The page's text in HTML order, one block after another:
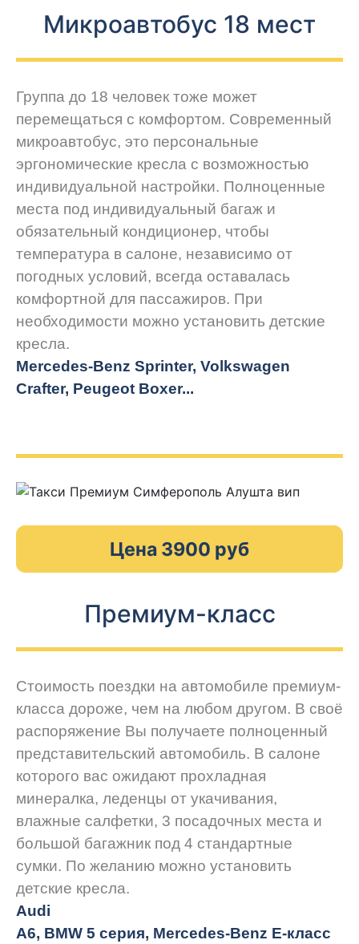
Микроавтобус 18 мест
Группа до 18 человек тоже может
перемещаться с комфортом. Современный
микроавтобус, это персональные
эргономические кресла с возможностью
индивидуальной настройки. Полноценные
места под индивидуальный багаж и
обязательный кондиционер, чтобы
температура в салоне, независимо от
погодных условий, всегда оставалась
комфортной для пассажиров. При
необходимости можно установить детские
кресла.
Mercedes-Benz Sprinter, Volkswagen
Crafter, Peugeot Boxer...
Цена 3900 руб
Премиум-класс
Стоимость поездки на автомобиле премиум-
класса дороже, чем на любом другом. В своё
распоряжение Вы получаете полноценный
представительский автомобиль. В салоне
которого вас ожидают прохладная
минералка, леденцы от укачивания,
влажные салфетки, 3 посадочных места и
большой багажник под 4 стандартные
сумки. По желанию можно установить
детские кресла.
Audi
A6, BMW 5 серия, Mercedes-Benz E-класс